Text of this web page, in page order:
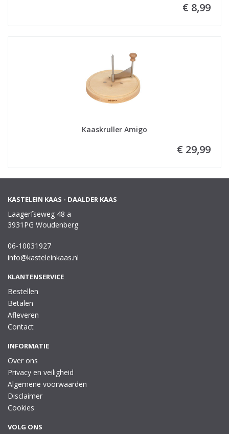
€ 8,99
Kaaskruller Amigo
€ 29,99
KASTELEIN KAAS - DAALDER KAAS
Laagerfseweg 48 a
3931PG Woudenberg
06-10031927
info@kasteleinkaas.nl
KLANTENSERVICE
Bestellen
Betalen
Afleveren
Contact
INFORMATIE
Over ons
Privacy en veiligheid
Algemene voorwaarden
Disclaimer
Cookies
VOLG ONS